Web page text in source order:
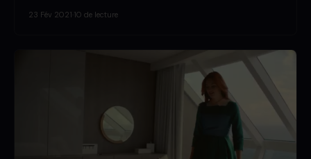
23 Fév 2021 10 de lecture